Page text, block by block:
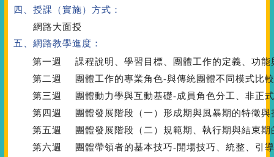
四、授課（實施）方式：
網路大面授
五、網路教學進度：
第一週
課程說明、學習目標、團體工作的定義、功能
第二週
團體工作的專業角色-與傳統團體不同模式比
第三週
團體動力學與互動基礎-成員角色分工、非正
第四週
團體發展階段（一）形成期與風暴期的特徵與
第五週
團體發展階段（二）規範期、執行期與結束期
第六週
團體帶領者的基本技巧-開場技巧、統整、引